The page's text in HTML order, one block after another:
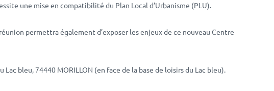
une mise en compatibilité du Plan Local d’Urbanisme (PLU).
permettra également d’exposer les enjeux de ce nouveau Centre
bleu, 74440 MORILLON (en face de la base de loisirs du Lac bleu).